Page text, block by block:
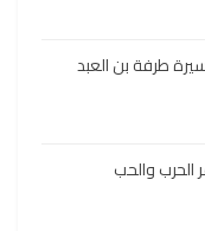
طرفة بن العبد
والحب